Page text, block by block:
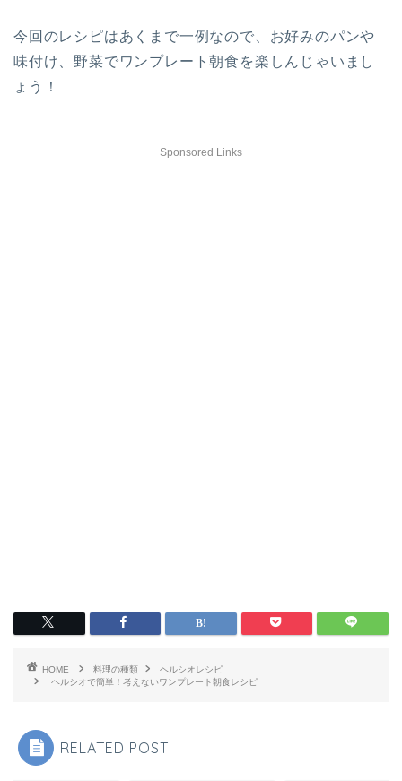
今回のレシピはあくまで一例なので、お好みのパンや
味付け、野菜でワンプレート朝食を楽しんじゃいまし
ょう！
Sponsored Links
HOME 料理の種類
ヘルシオレシピ
ヘルシオで簡単！考えないワンプレート朝食レシピ
RELATED POST